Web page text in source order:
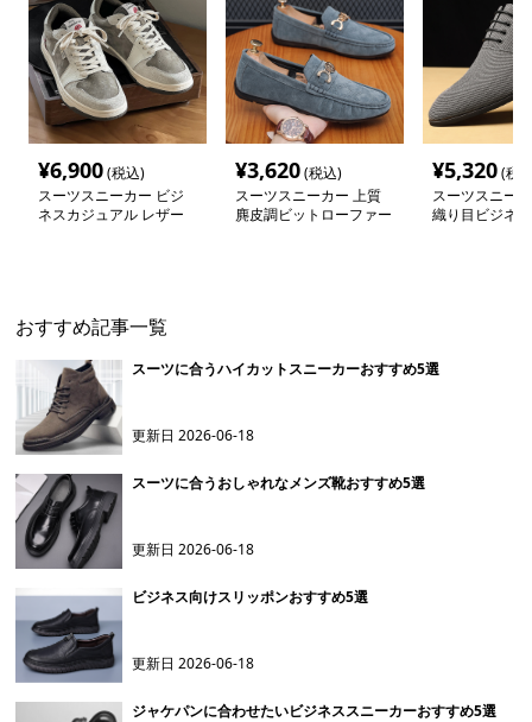
¥6,900(税込)
スーツスニーカー ビジ
ネスカジュアル レザー
¥3,620(税込)
スーツスニーカー 上質
麂皮調ビットローファー
¥5,320(税
スーツスニー
織り目ビジネ
おすすめ記事一覧
スーツに合うハイカットスニーカーおすすめ5選
更新日2026-06-18
スーツに合うおしゃれなメンズ靴おすすめ5選
更新日2026-06-18
ビジネス向けスリッポンおすすめ5選
更新日2026-06-18
ジャケパンに合わせたいビジネススニーカーおすすめ5選